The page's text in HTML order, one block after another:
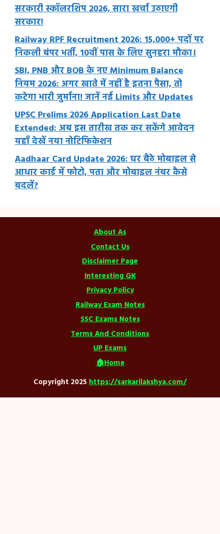
सरकारी स्कॉलरशिप 2026, सारा खर्चा उठाएगी
सरकार!
Railway RPF Recruitment 2026: 15,000+ पदों पर
निकली बंपर भर्ती, 10वीं पास के लिए सुनहरा मौका।
SBI, PNB और BOB के नए Minimum Balance
नियम 2026: अगर खाते में नहीं है इतना पैसा, तो
कटेगा भारी जुर्माना! जानें नई Limits और Updates
UPSC Prelims 2026 Application Last Date
Extended: अब इस तारीख तक कर सकेंगे आवेदन
यहाँ देखें नया नोटिफिकेशन
Aadhaar Card Update 2026: घर बैठे मोबाइल से
आधार कार्ड में फोटो, पता और मोबाइल नंबर कैसे
बदलें?
About As
Contact Us
Disclaimer Page
Interesting GK
Privacy Policy
Railway Exam Notes
SSC Exams Notes
Terms And Conditions
UP Exams
🏠Home
Copyright 2025 https://sarkarilakshya.com/